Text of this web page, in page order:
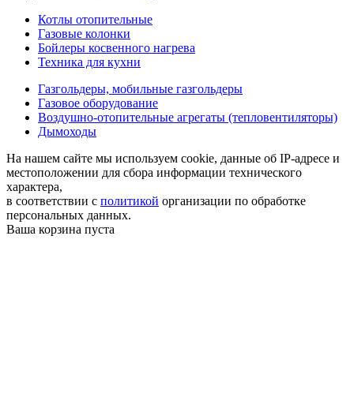
Котлы отопительные
Газовые колонки
Бойлеры косвенного нагрева
Техника для кухни
Газгольдеры, мобильные газгольдеры
Газовое оборудование
Воздушно-отопительные агрегаты (тепловентиляторы)
Дымоходы
На нашем сайте мы используем cookie, данные об IP-адресе и
местоположении для сбора информации технического
характера,
в соответствии с политикой организации по обработке
персональных данных.
Ваша корзина пуста